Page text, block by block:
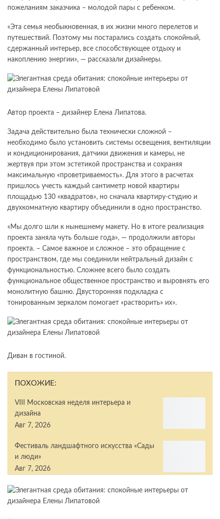
пожеланиям заказчика – молодой пары с ребенком.
«Эта семья необыкновенная, в их жизни много перелетов и
путешествий. Поэтому мы постарались создать спокойный,
сдержанный интерьер, все способствующее отдыху и
накоплению энергии», — рассказали дизайнеры.
Автор проекта – дизайнер Елена Липатова.
Задача действительно была технически сложной –
необходимо было установить системы освещения, вентиляции
и кондиционирования, датчики движения и камеры, не
жертвуя при этом эстетикой пространства и сохраняя
максимальную «проветриваемость». Для этого в расчетах
пришлось учесть каждый сантиметр новой квартиры
площадью 130 «квадратов», но сначала квартиру-студию и
двухкомнатную квартиру объединили в одно пространство.
«Мы долго шли к нынешнему макету. Но в итоге реализация
проекта заняла чуть больше года», — продолжили авторы
проекта. – Самое важное и сложное – это обращение с
пространством, где мы соединили нейтральный дизайн с
функциональностью. Сложнее всего было создать
функциональное общественное пространство и выровнять его
монолитную башню. Двусторонняя подкладка с
тонированным зеркалом помогает «растворить» их».
Диван в гостиной.
ПОХОЖИЕ:
VIII Московская неделя интерьера и
дизайна
Авг 7, 2026
Фестиваль ландшафтного искусства «Сады
и люди»
Авг 7, 2026